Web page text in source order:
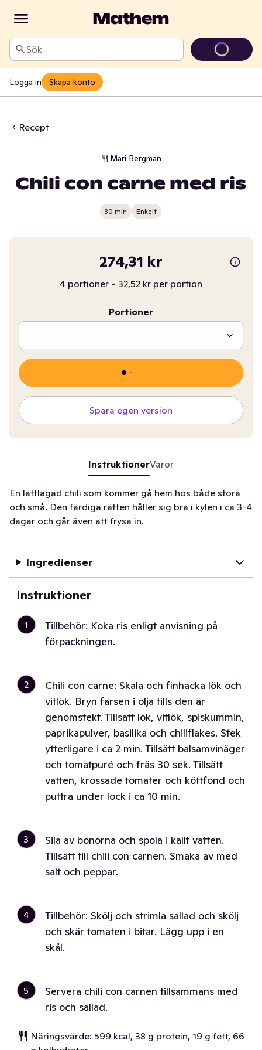
Sök
Logga in Skapa konto
Recept
Mari Bergman
Chili con carne med ris
30 min Enkelt
274,31 kr
4 portioner • 32,52 kr per portion
Portioner
Spara egen version
InstruktionerVaror
En lättlagad chili som kommer gå hem hos både stora
och små. Den färdiga rätten håller sig bra i kylen i ca 3-4
dagar och går även att frysa in.
Ingredienser
Instruktioner
1
Tillbehör: Koka ris enligt anvisning på
förpackningen.
2
Chili con carne: Skala och finhacka lök och
vitlök. Bryn färsen i olja tills den är
genomstekt. Tillsätt lök, vitlök, spiskummin,
paprikapulver, basilika och chiliflakes. Stek
ytterligare i ca 2 min. Tillsätt balsamvinäger
och tomatpuré och fräs 30 sek. Tillsätt
vatten, krossade tomater och köttfond och
puttra under lock i ca 10 min.
3
Sila av bönorna och spola i kallt vatten.
Tillsätt till chili con carnen. Smaka av med
salt och peppar.
4
Tillbehör: Skölj och strimla sallad och skölj
och skär tomaten i bitar. Lägg upp i en
skål.
5
Servera chili con carnen tillsammans med
ris och sallad.
Näringsvärde: 599 kcal, 38 g protein, 19 g fett, 66